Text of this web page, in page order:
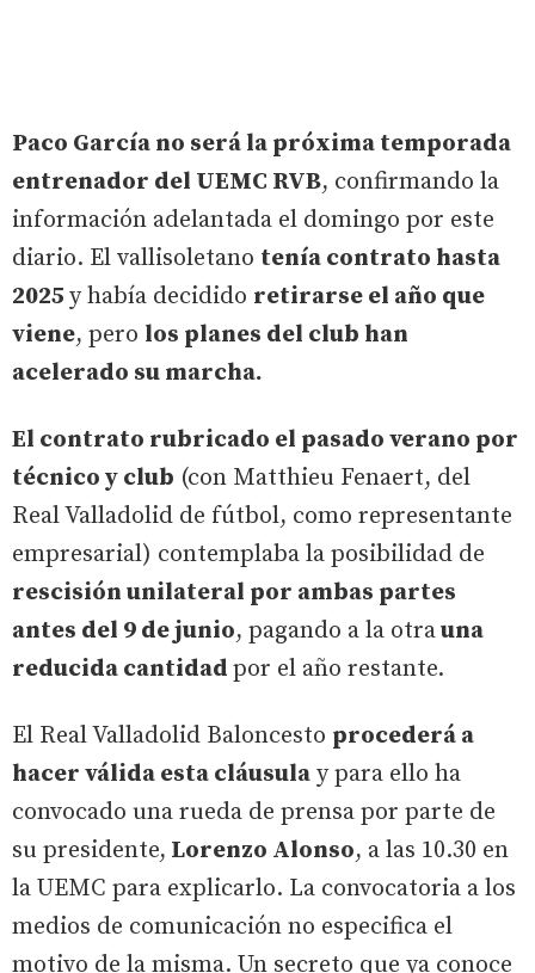
Paco García no será la próxima temporada
entrenador del UEMC RVB, confirmando la
información adelantada el domingo por este
diario. El vallisoletano tenía contrato hasta
2025 y había decidido retirarse el año que
viene, pero los planes del club han
acelerado su marcha.
El contrato rubricado el pasado verano por
técnico y club (con Matthieu Fenaert, del
Real Valladolid de fútbol, como representante
empresarial) contemplaba la posibilidad de
rescisión unilateral por ambas partes
antes del 9 de junio, pagando a la otrauna
reducida cantidad por el año restante.
El Real Valladolid Baloncesto procederá a
hacer válida esta cláusula y para ello ha
convocado una rueda de prensa por parte de
su presidente, Lorenzo Alonso, a las 10.30 en
la UEMC para explicarlo. La convocatoria a los
medios de comunicación no especifica el
motivo de la misma. Un secreto que ya conoce